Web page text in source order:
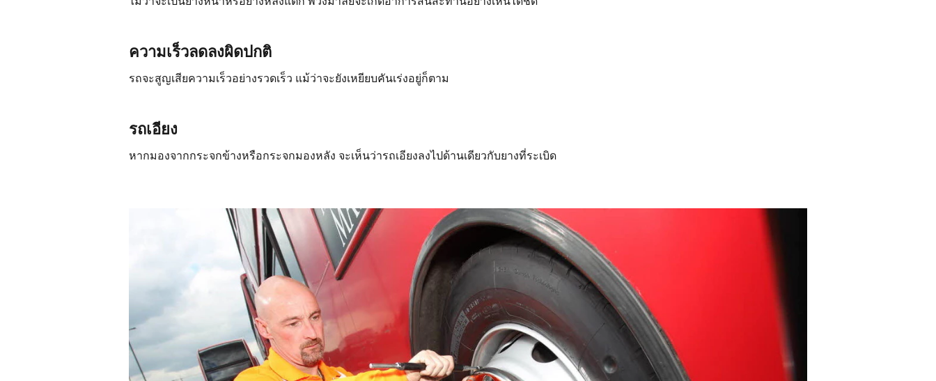
ความเร็วลดลงผิดปกติ
รถจะสูญเสียความเร็วอย่างรวดเร็ว แม้ว่าจะยังเหยียบคันเร่งอยู่ก็ตาม
รถเอียง
หากมองจากกระจกข้างหรือกระจกมองหลัง จะเห็นว่ารถเอียงลงไปด้านเดียวกับยางที่ระเบิด